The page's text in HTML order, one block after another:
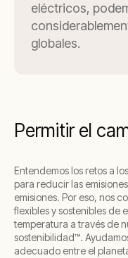
eléctricos,
globales.
Permitir el
Entendemos los retos a
para reducir las
emisiones. Por eso, nos
flexibles y sostenibles
temperatura a través de
sostenibilidad™.
adecuado entre el